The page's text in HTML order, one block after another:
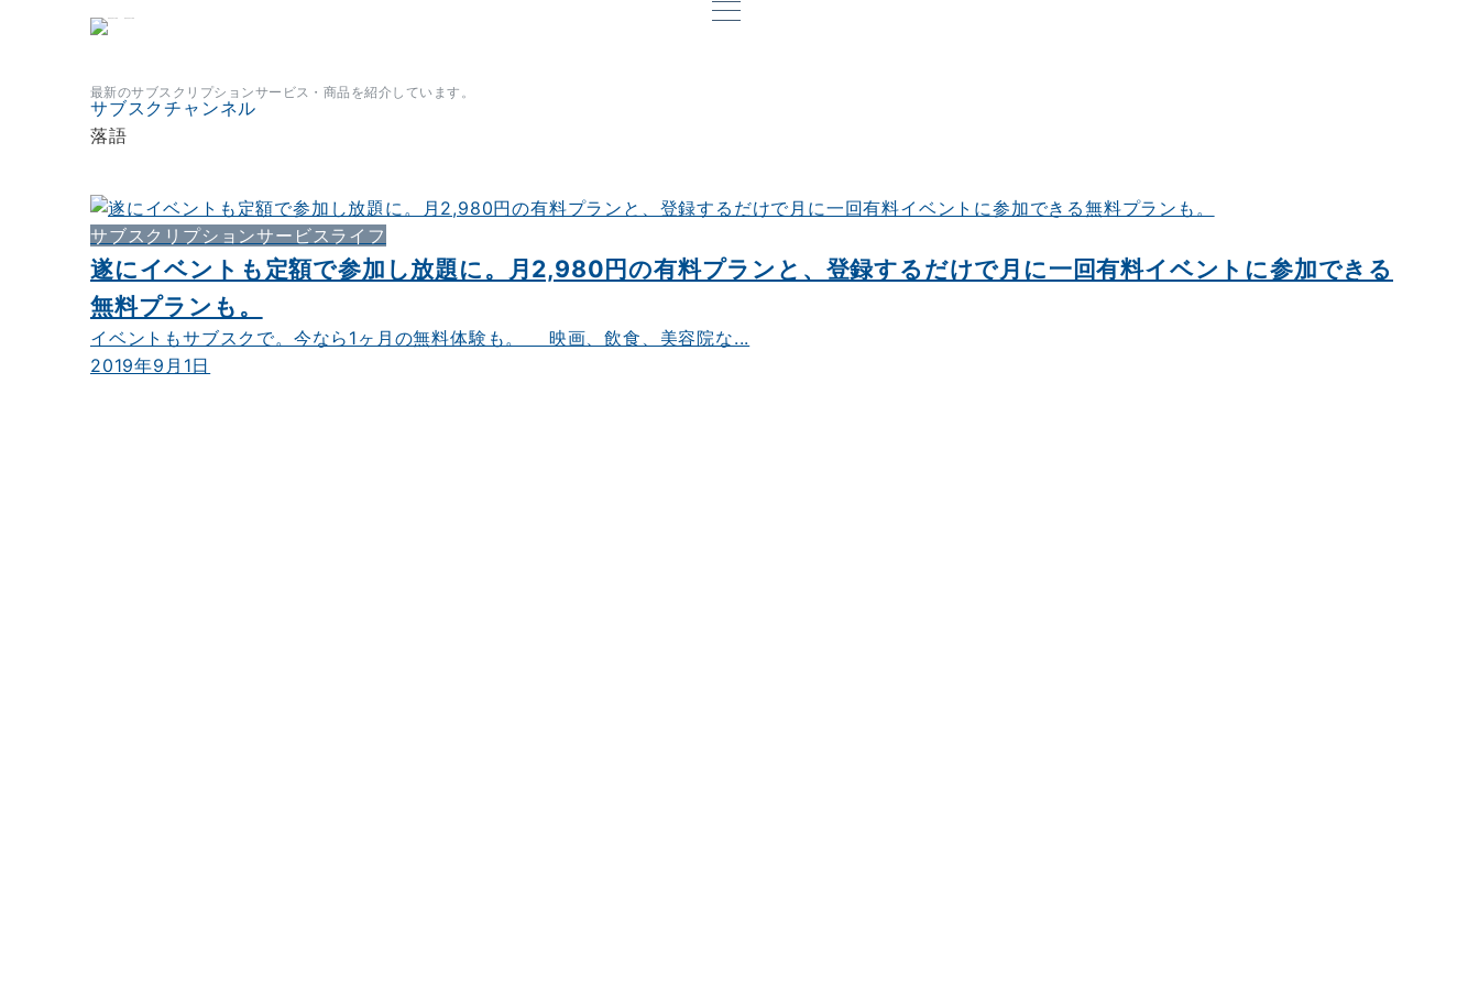
最新のサブスクリプションサービス・商品を紹介しています。
サブスクチャンネル
落語
サブスクリプションサービスライフ
遂にイベントも定額で参加し放題に。月2,980円の有料プランと、登録するだけで月に一回有料イベントに参加できる
無料プランも。
イベントもサブスクで。今なら1ヶ月の無料体験も。 映画、飲食、美容院な...
2019年9月1日